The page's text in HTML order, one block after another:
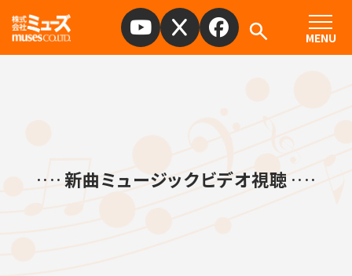
MENU
新曲ミュージックビデオ視聴